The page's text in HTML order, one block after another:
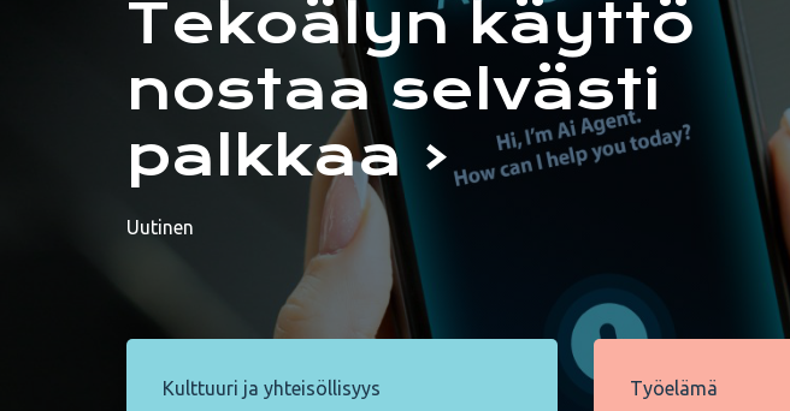
Tekoälyn käyttö
nostaa selvästi
palkkaa
Uutinen
Kulttuuri ja yhteisöllisyys Työelämä